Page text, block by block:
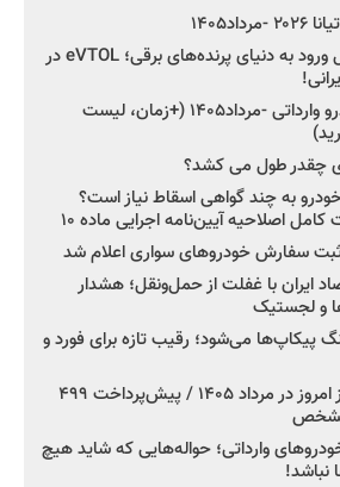
کرمان موتور به دنبال ورود به دنیای پرنده‌های برقی؛ eVTOL در
شروع فروش ۵ خودرو وارداتی -مرداد۱۴۰۵ (+زمان، لیست
چقدر طول می کشد؟
خودرو به چند گواهی اسقاط نیاز است؟
ثبت سفارش خودروهای سواری اعلام شد
ایران با غفلت از حمل‌ونقل؛ هشدار
و لجستیک
پیکاپ‌ها می‌شود؛ رقیب تازه برای فورد و
فروش کوییک اس از امروز در مرداد ۱۴۰۵ / پیش‌پرداخت ۴۹۹
خودروهای وارداتی؛ حواله‌هایی که شاید هیچ